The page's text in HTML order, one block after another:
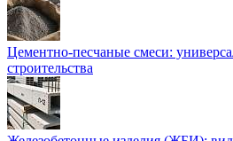
Цементно-песчаные смеси:
строительства